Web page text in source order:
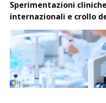
Sperimentazioni
internazionali e crollo